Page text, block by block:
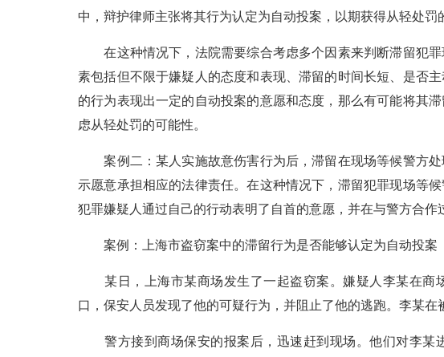
中，辩护律师主张将其行为认定为自动投案，以期获得从轻处罚
在这种情况下，法院需要综合考虑多个因素来判断滞留犯罪
素包括但不限于嫌疑人的态度和表现、滞留的时间长短、是否
的行为表现出一定的自动投案的意愿和态度，那么有可能将其
虑从轻处罚的可能性。
案例二：某人实施故意伤害行为后，滞留在现场等候警方处
示愿意承担相应的法律责任。在这种情况下，滞留犯罪现场等
犯罪嫌疑人通过自己的行动表明了自首的意愿，并在与警方合作
案例：上海市盗窃案中的滞留行为是否能够认定为自动投案
某日，上海市某商场发生了一起盗窃案。嫌疑人李某在商
口，保安人员发现了他的可疑行为，并阻止了他的逃跑。李某在
警方接到商场保安的报案后，迅速赶到现场。他们对李某